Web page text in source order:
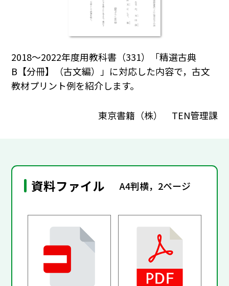
2018～2022年度用教科書（331）「精選古典
B【分冊】（古文編）」に対応した内容で，古文
教材プリント例を紹介します。
東京書籍（株） TEN管理課
資料ファイル A4判横，2ページ